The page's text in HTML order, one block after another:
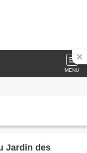
MENU
Jardin des